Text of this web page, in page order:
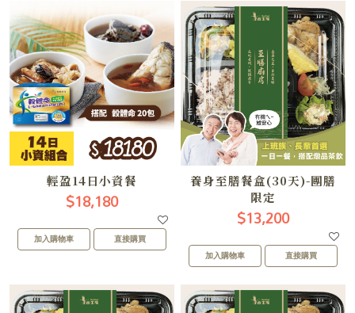
輕盈14日小資餐
$18,180
加入購物車 直接購買
養身至膳餐盒(30天)-團膳
限定
$13,200
加入購物車 直接購買